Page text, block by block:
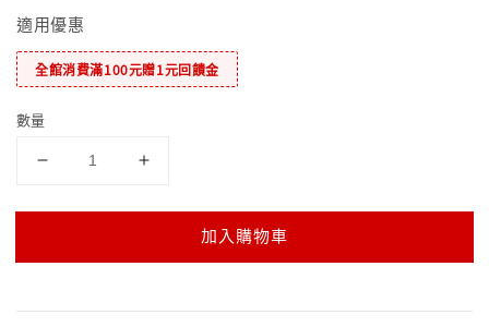
適用優惠
全館消費滿100元贈1元回饋金
數量
加入購物車